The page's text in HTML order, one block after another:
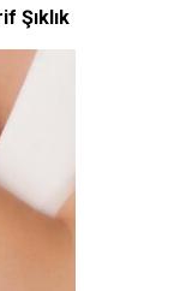
Şıklık